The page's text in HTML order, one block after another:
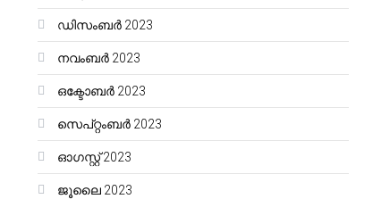
ഡിസംബർ 2023
നവംബർ 2023
ഒക്ടോബർ 2023
സെപ്റ്റംബർ 2023
ഓഗസ്റ്റ്‌ 2023
ജൂലൈ 2023